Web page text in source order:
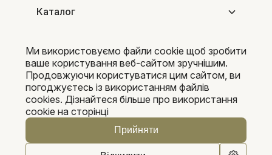
Каталог
Покупцям
Pleka 2016-2026
Ми використовуємо файли cookie щоб зробити
ваше користування веб-сайтом зручнішим.
Продовжуючи користуватися цим сайтом, ви
погоджуєтесь із використанням файлів
cookies. Дізнайтеся більше про використання
cookie на сторінці
Прийняти